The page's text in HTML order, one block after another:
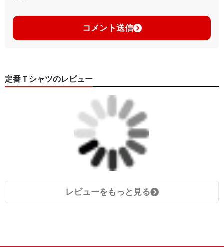
コメント送信
定番Ｔシャツのレビュー
レビューをもっと見る